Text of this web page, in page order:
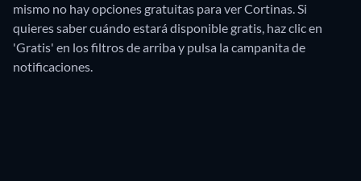
mismo no hay opciones gratuitas para ver Cortinas. Si
quieres saber cuándo estará disponible gratis, haz clic en
'Gratis' en los filtros de arriba y pulsa la campanita de
notificaciones.